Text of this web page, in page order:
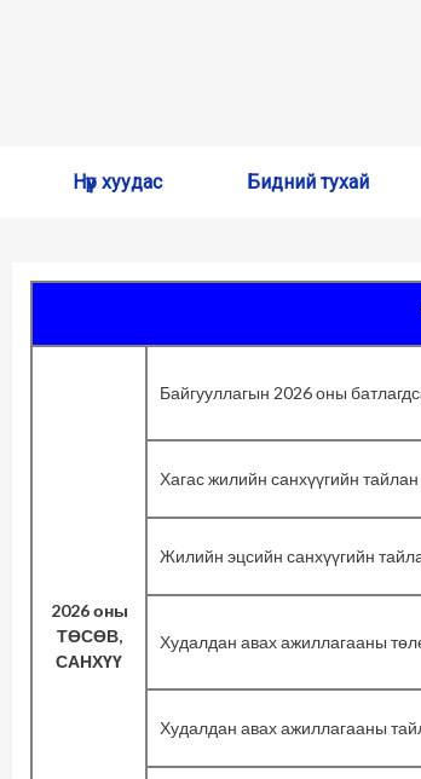
Нүүр хуудас Бидний тухай
2026 оны
ТӨСӨВ,
САНХҮҮ
Байгууллагын 2026 оны
Хагас жилийн санхүүгийн тайлан
Жилийн эцсийн санхүүгийн
Худалдан авах ажиллагааны
Худалдан авах ажиллагааны